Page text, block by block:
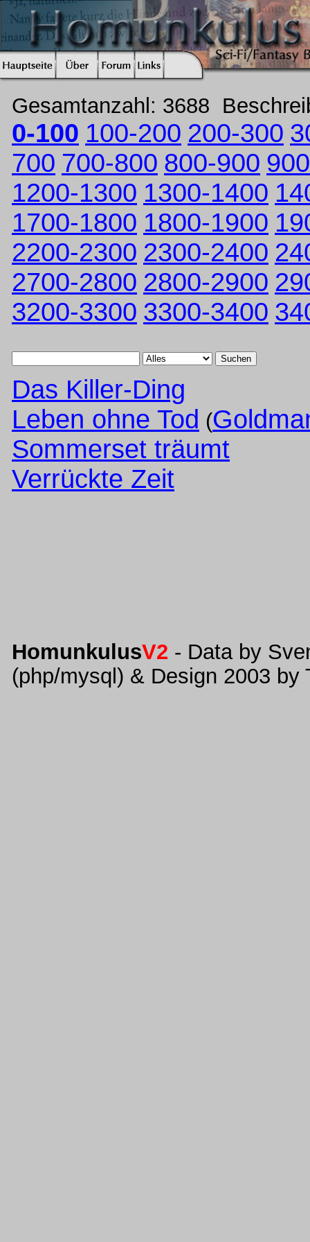
Gesamtanzahl: 3688
0-100 100-200 200-300
700 700-800 800-900
1200-1300 1300-1400
1700-1800 1800-1900
2200-2300 2300-2400
2700-2800 2800-2900
3200-3300 3300-3400
Suchen
Das Killer-Ding
Leben ohne Tod (
Sommerset träumt
Verrückte Zeit
HomunkulusV2 - Data by
(php/mysql) & Design 2003